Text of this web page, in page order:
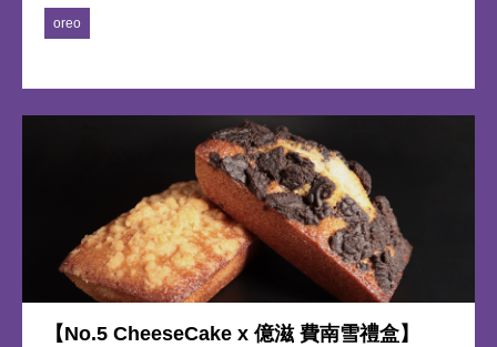
成的絲滑奶霜，帶來濃郁可可的醇厚大人感，搭配柳橙蜜柑
的果香酸甜滋味雙重奶霜，旁邊灑上經典不敗深受大家喜愛
感的美味。
oreo
【No.5 CheeseCake x 億滋 費南雪禮盒】